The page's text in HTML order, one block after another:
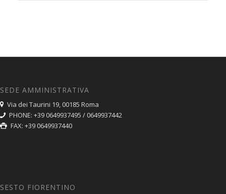
SEDE AMMINISTRATIVA
Via dei Taurini 19, 00185 Roma
PHONE: +39 0649937495 / 0649937442
FAX: +39 0649937440
SESTO FIORENTINO